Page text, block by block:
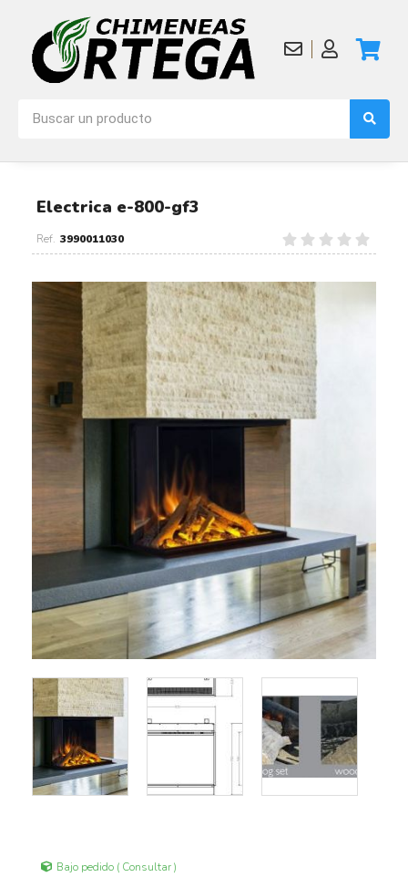
Electrica e-800-gf3
3990011030
Bajo pedido ( Consultar )